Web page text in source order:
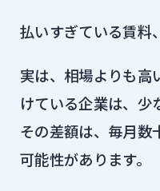
払いすぎている賃料
実は、相場よりも高
けている企業は、少
その差額は、毎月数
可能性があります。